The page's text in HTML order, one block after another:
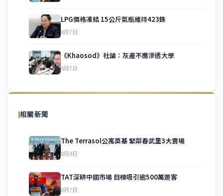
LPG價格凍結 15公斤氣瓶維持423銖
8月7日
《Khaosod》社論：灰產不應滲透大學
8月7日
相關新聞
The Terrasol公寓奠基 緊鄰春武里3大賣場
8月8日
TAT深耕中國市場 目標吸引逾500萬遊客
8月7日
關於我們
泰國中文新聞（TCN）是一家總部設於曼谷的中文新聞媒體，致力於
供即時、客觀、多元的中文新聞內容。
service@thaichinesenews.com